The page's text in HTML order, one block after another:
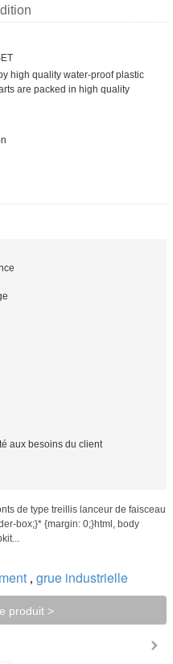
high quality water-proof plastic
are packed in high quality
aux besoins du client
de type treillis lanceur de faisceau
box;}* {margin: 0;}html, body
, grue industrielle
produit >